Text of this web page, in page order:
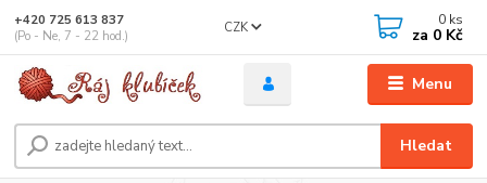
Menu
CZK
Hledat
+420 725 613 837
(Po - Ne, 7 - 22 hod.)
0 ks
za 0 Kč